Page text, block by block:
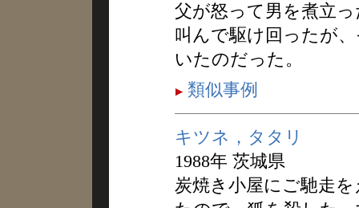
父が怒って男を煮立
叫んで駆け回ったが
いたのだった。
類似事例
キツネ，タタリ
1988年 茨城県
炭焼き小屋にご馳走